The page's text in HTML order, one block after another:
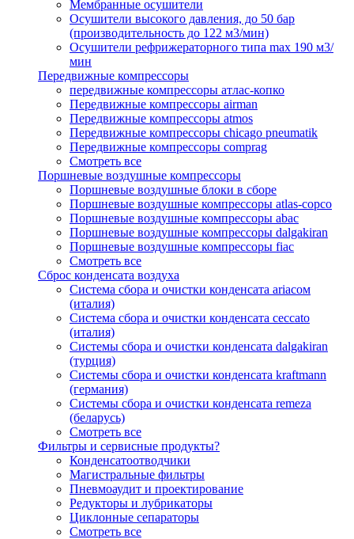
Мембранные осушители
Осушители высокого давления, до 50 бар
(производительность до 122 м3/мин)
Осушители рефрижераторного типа max 190 м3/
мин
Передвижные компрессоры
передвижные компрессоры атлас-копко
Передвижные компрессоры airman
Передвижные компрессоры atmos
Передвижные компрессоры chicago pneumatik
Передвижные компрессоры comprag
Смотреть все
Поршневые воздушные компрессоры
Поршневые воздушные блоки в сборе
Поршневые воздушные компрессоры atlas-copco
Поршневые воздушные компрессоры abac
Поршневые воздушные компрессоры dalgakiran
Поршневые воздушные компрессоры fiac
Смотреть все
Сброс конденсата воздуха
Система сбора и очистки конденсата ariacом
(италия)
Система сбора и очистки конденсата ceccato
(италия)
Системы сбора и очистки конденсата dalgakiran
(турция)
Системы сбора и очистки конденсата kraftmann
(германия)
Системы сбора и очистки конденсата remeza
(беларусь)
Смотреть все
Фильтры и сервисные продукты?
Конденсатоотводчики
Магистральные фильтры
Пневмоаудит и проектирование
Редукторы и лубрикаторы
Циклонные сепараторы
Смотреть все